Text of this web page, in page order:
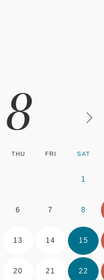
8
THU FRI SAT
1
6 7 8
13 14 15
20 21 22